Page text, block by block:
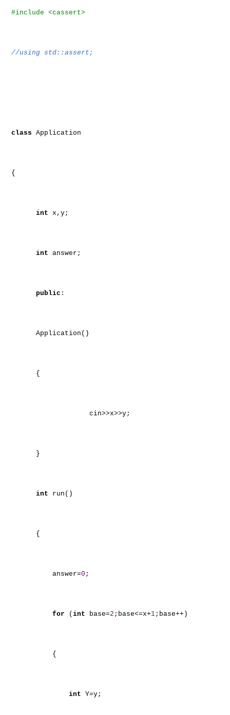
#include <cassert>
//using std::assert;
class Application
{
int x,y;
int answer;
public :
Application()
{
cin>>x>>y;
}
int run()
{
answer=0 ;
for ( int base=2 ;base<=x+1;base++)
{
int Y=y;